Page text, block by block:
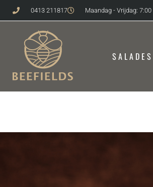
0413 211817 Maandag - Vrijdag: 7:00
SALADES